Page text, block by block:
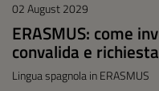
02 August 2029
ERASMUS: come
convalida e
Lingua spagnola in ERASMUS